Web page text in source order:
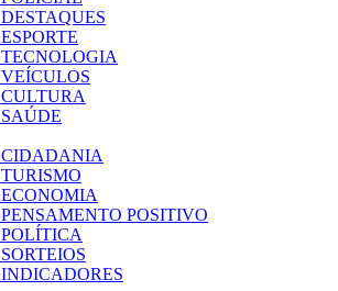
DESTAQUES
ESPORTE
TECNOLOGIA
VEÍCULOS
CULTURA
SAÚDE
CIDADANIA
TURISMO
ECONOMIA
PENSAMENTO POSITIVO
POLÍTICA
SORTEIOS
INDICADORES